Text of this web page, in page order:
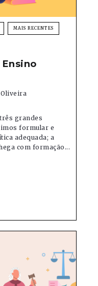
MAIS RECENTES
Oliveira
grandes
formular e
adequada; a
com formação...